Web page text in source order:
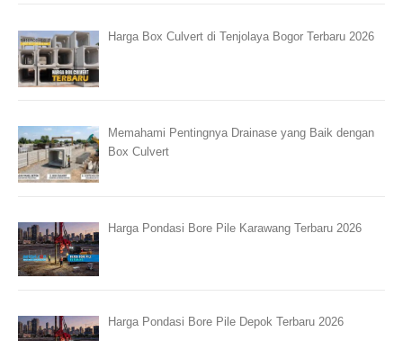
Harga Box Culvert di Tenjolaya Bogor Terbaru 2026
Memahami Pentingnya Drainase yang Baik dengan
Box Culvert
Harga Pondasi Bore Pile Karawang Terbaru 2026
Harga Pondasi Bore Pile Depok Terbaru 2026